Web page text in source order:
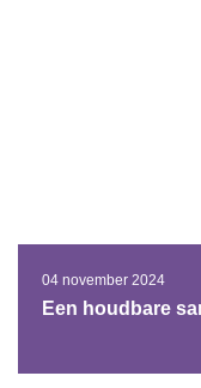
04 november 2024
Een houdbare